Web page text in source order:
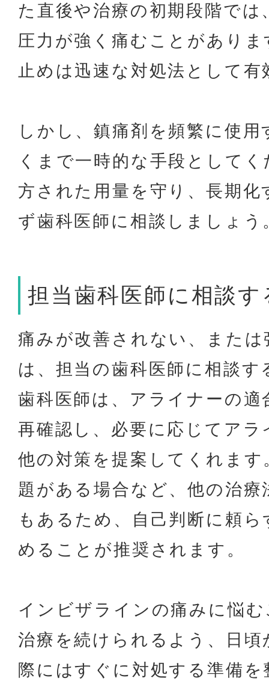
た直後や治療の初期段階で
圧力が強く痛むことがあり
止めは迅速な対処法として有
しかし、鎮痛剤を頻繁に使
くまで一時的な手段として
方された用量を守り、長期
ず歯科医師に相談しましょう
担当歯科医師に相談す
痛みが改善されない、また
は、担当の歯科医師に相談
歯科医師は、アライナーの適
再確認し、必要に応じてア
他の対策を提案してくれま
題がある場合など、他の治
もあるため、自己判断に頼
めることが推奨されます。
インビザラインの痛みに悩
治療を続けられるよう、日
際にはすぐに対処する準備